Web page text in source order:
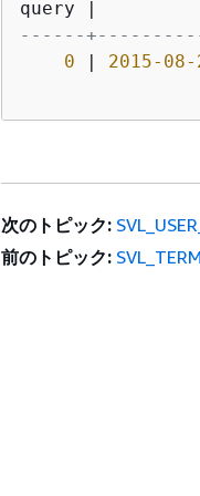
query |
------
0
| 2015-08-
次のトピック:
前のトピック: